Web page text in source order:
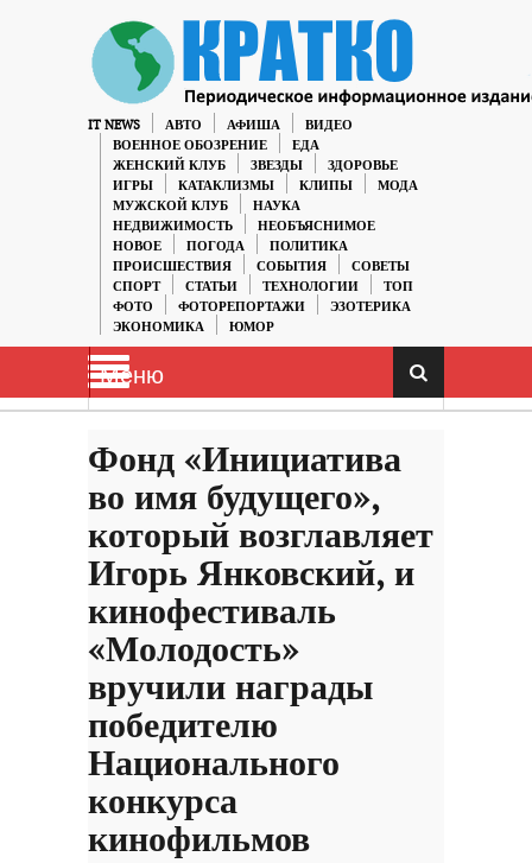
IT NEWS АВТО АФИША
ВИДЕО
ВОЕННОЕ ОБОЗРЕНИЕ
ЕДА
ЖЕНСКИЙ КЛУБ
ЗВЕЗДЫ
ЗДОРОВЬЕ
ИГРЫ
КАТАКЛИЗМЫ КЛИПЫ
МОДА
МУЖСКОЙ КЛУБ
НАУКА
НЕДВИЖИМОСТЬ
НЕОБЪЯСНИМОЕ
НОВОЕ
ПОГОДА
ПОЛИТИКА
ПРОИСШЕСТВИЯ
СОБЫТИЯ
СОВЕТЫ
СПОРТ
СТАТЬИ ТЕХНОЛОГИИ
ТОП
ФОТО
ФОТОРЕПОРТАЖИ
ЭЗОТЕРИКА
ЭКОНОМИКА
ЮМОР
Меню
Фонд «Инициатива
во имя будущего»,
который возглавляет
Игорь Янковский, и
кинофестиваль
«Молодость»
вручили награды
победителю
Национального
конкурса
кинофильмов